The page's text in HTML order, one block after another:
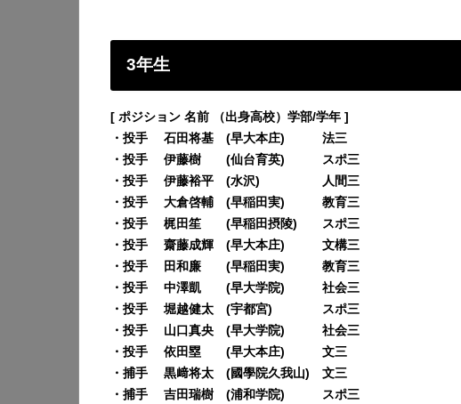
3年生
[ ポジション 名前 （出身高校）学部/学年 ]
・投手 石田将基 (早大本庄) 法三
・投手 伊藤樹 (仙台育英) スポ三
・投手 伊藤裕平 (水沢) 人間三
・投手 大倉啓輔 (早稲田実) 教育三
・投手 梶田笙 (早稲田摂陵) スポ三
・投手 齋藤成輝 (早大本庄) 文構三
・投手 田和廉 (早稲田実) 教育三
・投手 中澤凱 (早大学院) 社会三
・投手 堀越健太 (宇都宮) スポ三
・投手 山口真央 (早大学院) 社会三
・投手 依田塁 (早大本庄) 文三
・捕手 黒﨑将太 (國學院久我山) 文三
・捕手 吉田瑞樹 (浦和学院) スポ三